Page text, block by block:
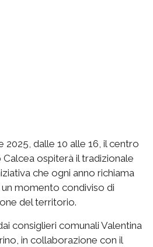
2025, dalle 10 alle 16, il centro
ospiterà il tradizionale
che ogni anno richiama
momento condiviso di
del territorio.
consiglieri comunali Valentina
in collaborazione con il